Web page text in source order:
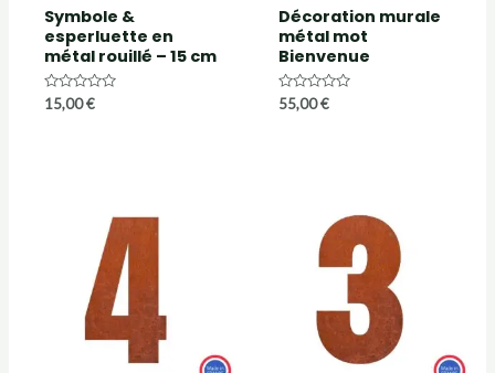
Symbole &
esperluette en
métal rouillé – 15 cm
Note
15,00€
Décoration murale
métal mot
Bienvenue
Note
55,00€